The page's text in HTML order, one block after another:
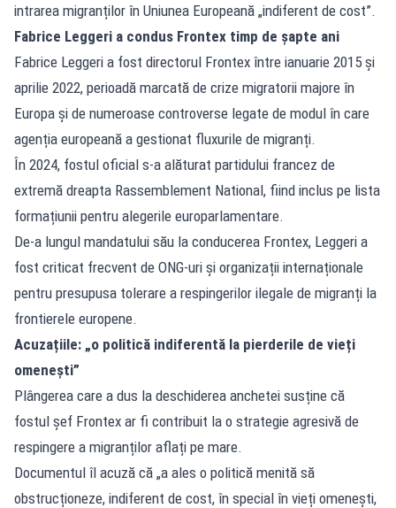
intrarea migranților în Uniunea Europeană „indiferent de cost”.
Fabrice Leggeri a condus Frontex timp de șapte ani
Fabrice Leggeri a fost directorul Frontex între ianuarie 2015 și
aprilie 2022, perioadă marcată de crize migratorii majore în
Europa și de numeroase controverse legate de modul în care
agenția europeană a gestionat fluxurile de migranți.
În 2024, fostul oficial s-a alăturat partidului francez de
extremă dreapta Rassemblement National, fiind inclus pe lista
formațiunii pentru alegerile europarlamentare.
De-a lungul mandatului său la conducerea Frontex, Leggeri a
fost criticat frecvent de ONG-uri și organizații internaționale
pentru presupusa tolerare a respingerilor ilegale de migranți la
frontierele europene.
Acuzațiile: „o politică indiferentă la pierderile de vieți
omenești”
Plângerea care a dus la deschiderea anchetei susține că
fostul șef Frontex ar fi contribuit la o strategie agresivă de
respingere a migranților aflați pe mare.
Documentul îl acuză că „a ales o politică menită să
obstrucționeze, indiferent de cost, în special în vieți omenești,